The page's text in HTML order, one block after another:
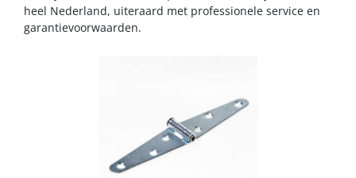
heel Nederland, uiteraard met professionele service en
garantievoorwaarden.